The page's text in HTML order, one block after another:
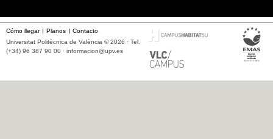
Cómo llegar Planos
Contacto
Universitat Politècnica de València © 2026 · Tel.
(+34) 96 387 90 00 · informacion@upv.es